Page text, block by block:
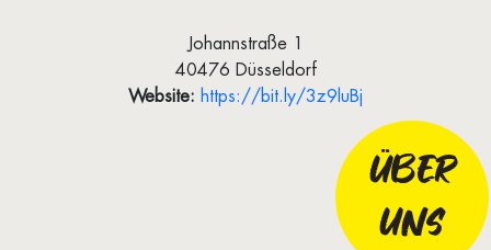
Johannstraße 1
40476 Düsseldorf
Website: https://bit.ly/3z9luBj
ÜBER
UNS